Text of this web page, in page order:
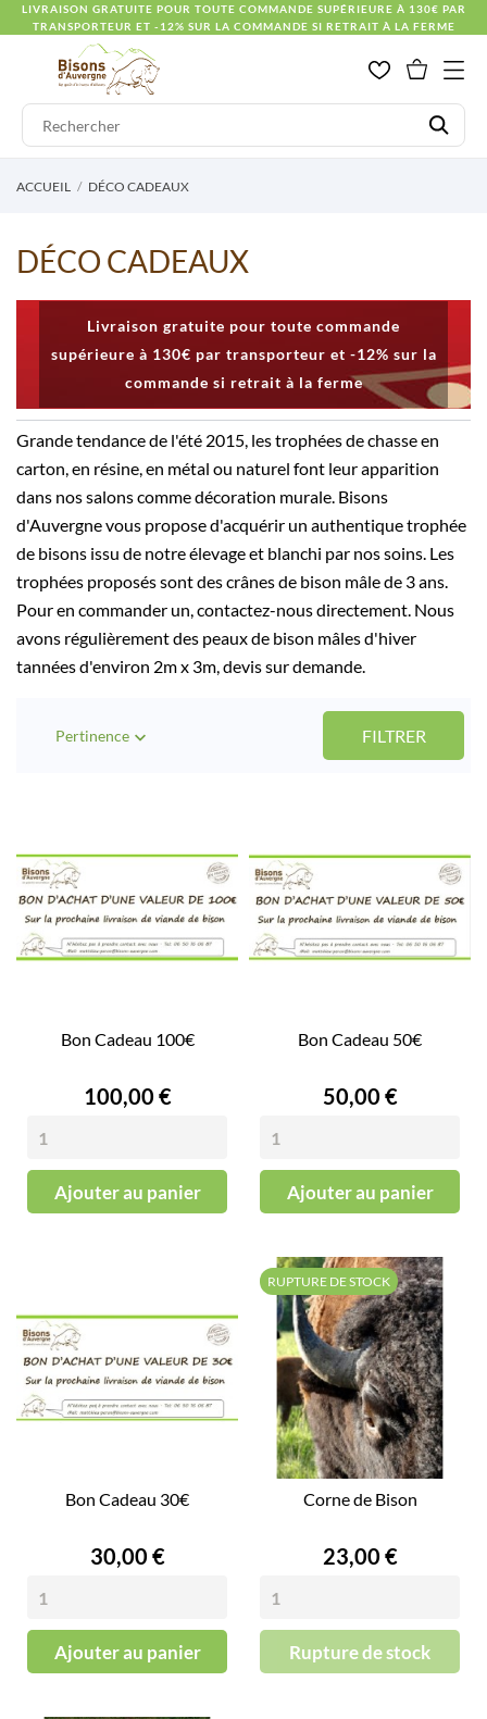
LIVRAISON GRATUITE POUR TOUTE COMMANDE SUPÉRIEURE À 130€ PAR
TRANSPORTEUR ET -12% SUR LA COMMANDE SI RETRAIT À LA FERME
ACCUEIL DÉCO CADEAUX
DÉCO CADEAUX
Livraison gratuite pour toute commande
supérieure à 130€ par transporteur et -12% sur la
commande si retrait à la ferme
Grande tendance de l'été 2015, les trophées de chasse en
carton, en résine, en métal ou naturel font leur apparition
dans nos salons comme décoration murale. Bisons
d'Auvergne vous propose d'acquérir un authentique trophée
de bisons issu de notre élevage et blanchi par nos soins. Les
trophées proposés sont des crânes de bison mâle de 3 ans.
Pour en commander un, contactez-nous directement. Nous
avons régulièrement des peaux de bison mâles d'hiver
tannées d'environ 2m x 3m, devis sur demande.
Pertinence  FILTRER
Bon Cadeau 100€
Prix
100,00 €
Ajouter au panier
Bon Cadeau 50€
Prix
50,00 €
Ajouter au panier
Bon Cadeau 30€
Prix
30,00 €
Ajouter au panier
Corne de Bison
Prix
23,00 €
Rupture de stock
RUPTURE DE STOCK